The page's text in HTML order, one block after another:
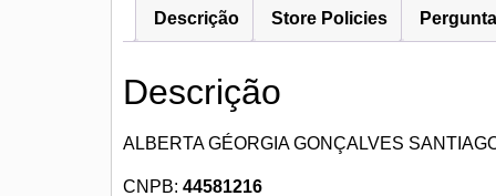
Descrição Store Policies
Descrição
ALBERTA GÉORGIA GONÇALVES
CNPB: 44581216